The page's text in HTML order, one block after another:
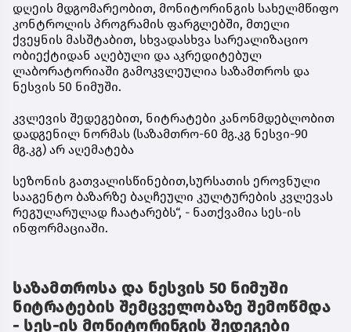
დღეის მდგომარეობით, მონიტორინგის სახელმწიფო
კონტროლის პროგრამის ფარგლებში, მთელი
ქვეყნის მასშტაბით, სხვადასხვა სარეალიზაციო
ობიექტიდან აღებული და აკრედიტებულ
ლაბორატორიაში გამოკვლეულია საზამთროს და
ნესვის 50 ნიმუში.
კვლევის შედეგებით, ნიტრატები კანონმდებლობით
დადგენილ ნორმას (საზამთრო-60 მგ.კგ ნესვი-90
მგ.კგ) არ აღემატება
სეზონის გათვალისწინებით,სურსათის ეროვნული
სააგენტო ბაზარზე ბაღჩეული კულტურების კვლევას
რეგულარულად ჩაატარებს“, - ნათქვამია სეს-ის
ინფორმაციაში.
საზამთროსა და ნესვის 50 ნიმუში
ნიტრატების შემცველობაზე შემოწმდა
- სეს-ის მონიტორინგის შედეგები